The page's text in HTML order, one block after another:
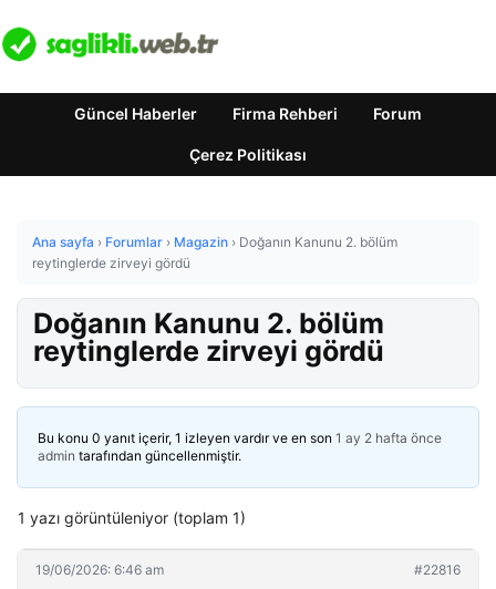
Güncel Haberler Firma Rehberi Forum
Çerez Politikası
Ana sayfa › Forumlar › Magazin › Doğanın Kanunu 2. bölüm
reytinglerde zirveyi gördü
Doğanın Kanunu 2. bölüm
reytinglerde zirveyi gördü
Bu konu 0 yanıt içerir, 1 izleyen vardır ve en son 1 ay 2 hafta önce
admin tarafından güncellenmiştir.
1 yazı görüntüleniyor (toplam 1)
19/06/2026: 6:46 am #22816